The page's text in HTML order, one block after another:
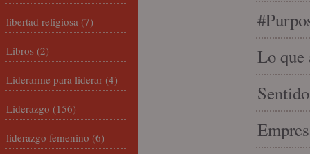
Lo que
libertad religiosa (7)
Libros (2)
Liderarme para liderar (4)
Liderazgo (156)
liderazgo femenino (6)